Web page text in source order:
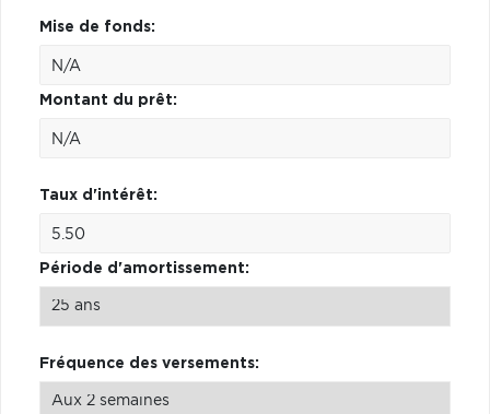
Mise de fonds:
Montant du prêt:
Taux d'intérêt:
Période d'amortissement:
Fréquence des versements: